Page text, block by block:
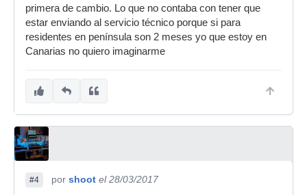
primera de cambio. Lo que no contaba con tener que
estar enviando al servicio técnico porque si para
residentes en península son 2 meses yo que estoy en
Canarias no quiero imaginarme
#4 por shoot el 28/03/2017